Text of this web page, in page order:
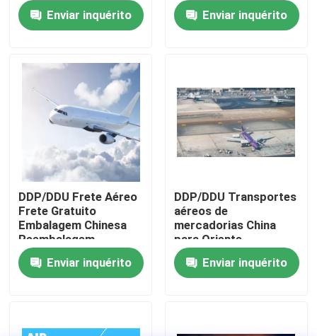
Vídeos
Sobre nós
Visita à fábrica
Controle de qualidade
Contacte-nos
Solicite um orçamento
Aquisição transfronteiriça
Enviar inquérito
Enviar inquérito
DDP/DDU Frete Aéreo
Frete Gratuito
Embalagem Chinesa
Reembalagem
Enviar inquérito
DDP/DDU Transportes
aéreos de
mercadorias China
para Oriente
Médio/EAU/África do
Sul/DubaiEnviar inquérito